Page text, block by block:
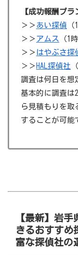
【成功報酬プラ
＞＞あい探偵
＞＞アムス
（1
＞＞ はやぶさ探
＞＞ HAL探偵社
調査は何日を想
基本的に調査は
ら見積もりを取
することが可能
【最新】岩
きるおすすめ
富な探偵社の